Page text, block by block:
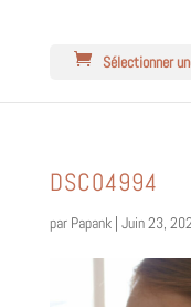
Sélectionner
DSC04994
par Papank| Juin 23,